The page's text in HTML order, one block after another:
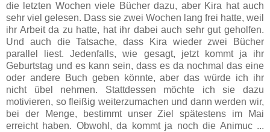
die letzten Wochen viele Bücher dazu, aber Kira hat auch
sehr viel gelesen. Dass sie zwei Wochen lang frei hatte, weil
ihr Arbeit da zu hatte, hat ihr dabei auch sehr gut geholfen.
Und auch die Tatsache, dass Kira wieder zwei Bücher
parallel liest. Jedenfalls, wie gesagt, jetzt kommt ja ihr
Geburtstag und es kann sein, dass es da nochmal das eine
oder andere Buch geben könnte, aber das würde ich ihr
nicht übel nehmen. Stattdessen möchte ich sie dazu
motivieren, so fleißig weiterzumachen und dann werden wir,
bei der Menge, bestimmt unser Ziel spätestens im Mai
erreicht haben. Obwohl, da kommt ja noch die Animuc ...